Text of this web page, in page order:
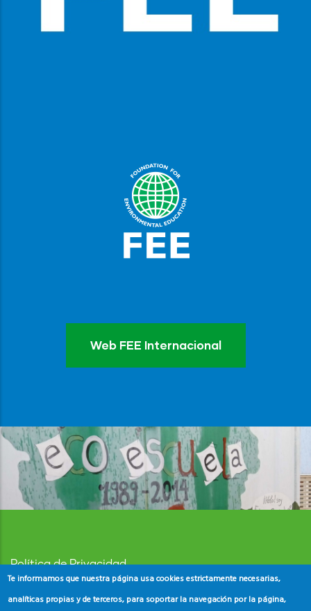
Web FEE Internacional
Política de Privacidad
Aviso Legal
Te informamos que nuestra página usa cookies estrictamente necesarias,
analíticas propias y de terceros, para soportar la navegación por la página,